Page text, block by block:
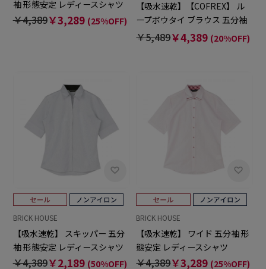
袖 形態安定 レディースシャツ
￥4,389￥3,289 (25%OFF)
【吸水速乾】【COFREX】 ル
ープボウタイ ブラウス 五分袖
レディースデザインシャツ
￥5,489￥4,389 (20%OFF)
BRICK HOUSE
【吸水速乾】 スキッパー 五分
袖 形態安定 レディースシャツ
￥4,389￥2,189 (50%OFF)
BRICK HOUSE
【吸水速乾】 ワイド 五分袖 形
態安定 レディースシャツ
￥4,389￥3,289 (25%OFF)